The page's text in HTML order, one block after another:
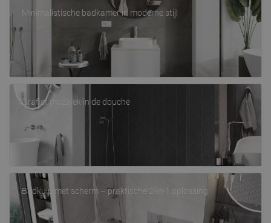
Minimalistische badkamer in moderne stijl
Grafiet mozaïek in de douche
Badkuip met scherm – praktische 2-in-1 oplossing